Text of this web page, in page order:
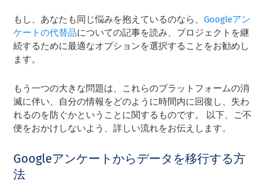
もし、あなたも同じ悩みを抱えているのなら、Googleアン
ケートの代替品についての記事を読み、プロジェクトを継
続するために最適なオプションを選択することをお勧めし
ます。
もう一つの大きな問題は、これらのプラットフォームの消
滅に伴い、自分の情報をどのように時間内に回復し、失わ
れるのを防ぐかということに関するものです。 以下、ご不
便をおかけしないよう、詳しい流れをお伝えします。
Googleアンケートからデータを移行する方
法